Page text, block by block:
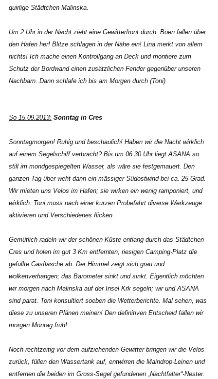
quirlige Städtchen Malinska.
Um 2 Uhr in der Nacht zieht eine Gewitterfront durch. Böen fallen über
den Hafen her! Blitze schlagen in der Nähe ein! Lina merkt von allem
nichts! Ich mache einen Kontrollgang an Deck und montiere zum
Schutz der Bordwand einen zusätzlichen Fender gegenüber unseren
Nachbarn. Dann schlafe ich bis am Morgen durch (Toni)
So 15.09.2013: Sonntag in Cres
Sonntagmorgen! Ruhig und beschaulich! Haben wir die Nacht wirklich
auf einem Segelschiff verbracht? Bis um 06.30 Uhr liegt ASANA so
still im mondgespiegelten Wasser, als wäre sie festgemauert. Den
ganzen Tag über weht dann ein mässiger Südostwind bei ca. 25 Grad.
Wir mieten uns Velos im Hafen; sie wirken ein wenig ramponiert, und
wirklich: Toni muss nach einer kurzen Probefahrt diverse Werkzeuge
aktivieren und Verschiedenes flicken.
Gemütlich radeln wir der schönen Küste entlang durch das Städtchen
Cres und holen im gut 3 Km entfernten, riesigen Camping-Platz die
gefüllte Gasflasche ab. Der Himmel zeigt sich grau und
wolkenverhangen; das Barometer sinkt und sinkt. Eigentlich möchten
wir morgen nach Malinska auf der Insel Krk segeln; wir und ASANA
sind parat. Toni konsultiert soeben die Wetterberichte. Mal sehen, was
diese zu unseren Plänen meinen! Den definitiven Entscheid fällen wir
morgen Montag früh!
Noch rechtzeitig vor dem aufziehenden Gewitter bringen wir die Velos
zurück, füllen den Wassertank auf, entwirren die Maindrop-Leinen und
entfernen die beiden im Gross-Segel gefundenen „Nachtfalter“-Nester.